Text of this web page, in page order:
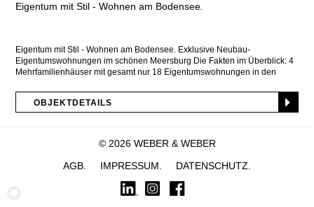
Eigentum mit Stil - Wohnen am Bodensee
Eigentum mit Stil - Wohnen am Bodensee. Exklusive Neubau-
Eigentumswohnungen im schönen Meersburg Die Fakten im Überblick: 4
Mehrfamilienhäuser mit gesamt nur 18 Eigentumswohnungen in den
OBJEKTDETAILS
© 2026 WEBER & WEBER
AGB
IMPRESSUM DATENSCHUTZ